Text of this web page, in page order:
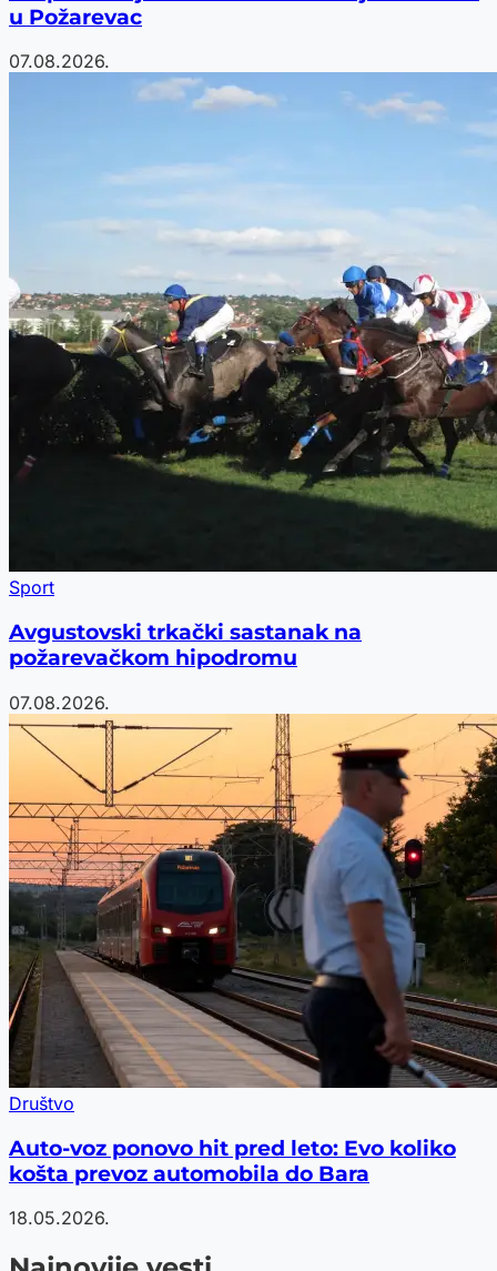
u Požarevac
07.08.2026.
Sport
Avgustovski trkački sastanak na
požarevačkom hipodromu
07.08.2026.
Društvo
Auto-voz ponovo hit pred leto: Evo koliko
košta prevoz automobila do Bara
18.05.2026.